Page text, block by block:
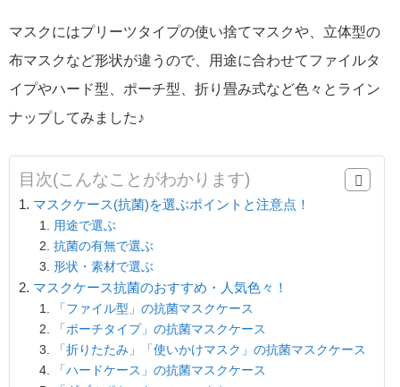
マスクにはプリーツタイプの使い捨てマスクや、立体型の
布マスクなど形状が違うので、用途に合わせてファイルタ
イプやハード型、ポーチ型、折り畳み式など色々とライン
ナップしてみました♪
目次(こんなことがわかります)
マスクケース(抗菌)を選ぶポイントと注意点！
用途で選ぶ
抗菌の有無で選ぶ
形状・素材で選ぶ
マスクケース抗菌のおすすめ・人気色々！
「ファイル型」の抗菌マスクケース
「ポーチタイプ」の抗菌マスクケース
「折りたたみ」「使いかけマスク」の抗菌マスクケース
「ハードケース」の抗菌マスクケース